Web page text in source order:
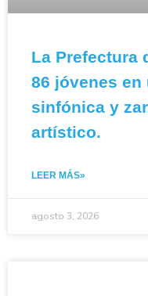
La Prefectura
86 jóvenes en
sinfónica y
artístico.
LEER MÁS»
agosto 3, 2026